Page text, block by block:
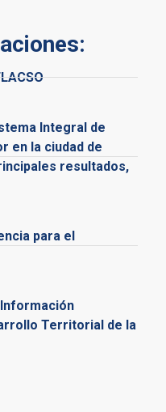
Integral de
en la ciudad de
resultados,
para el
Territorial de la